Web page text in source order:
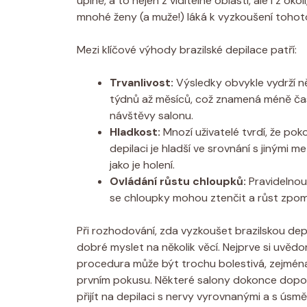
mnohé ženy (a muže!) láká k vyzkoušení
Mezi klíčové výhody brazilské depilace patří:
Trvanlivost: Výsledky obvykle vydrží
týdnů až měsíců, což znamená méně
návštěvy salonu.
Hladkost: Mnozí uživatelé tvrdí, že
depilaci je hladší ve srovnání s jinými
jako je holení.
Ovládání růstu chloupků:
se chloupky mohou ztenčit a růst
Při rozhodování, zda vyzkoušet brazilskou
dobré myslet na několik věcí. Nejprve si
procedura může být trochu bolestivá,
prvním pokusu. Některé salony dokonce
přijít na depilaci s nervy vyrovnanými a s